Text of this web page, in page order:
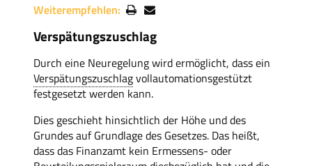
Weiterempfehlen:
Verspätungszuschlag
Durch eine Neuregelung wird ermöglicht, dass ein
Verspätungszuschlagvollautomationsgestützt
festgesetzt werden kann.
Dies geschieht hinsichtlich der Höhe und des
Grundes auf Grundlage des Gesetzes. Das heißt,
dass das Finanzamt kein Ermessens- oder